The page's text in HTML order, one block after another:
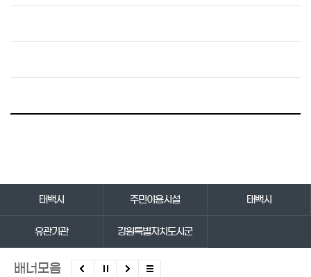
태백시 주민이용시설 태백시
유관기관 강원특별자치도시군
배너모음